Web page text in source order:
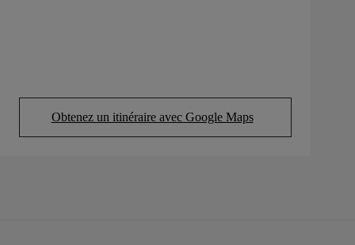
Obtenez un itinéraire avec Google Maps
(Opens in new tab)